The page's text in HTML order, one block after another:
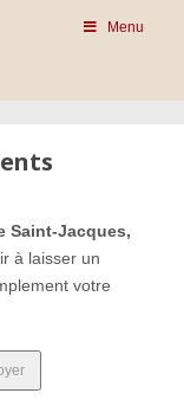
Menu
Saint-Jacques,
à laisser un
votre